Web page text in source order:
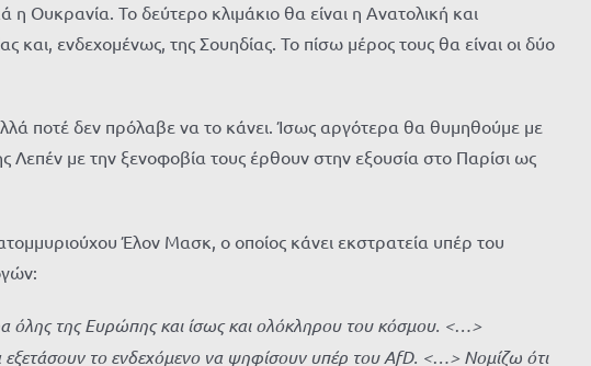
Ουκρανία. Το δεύτερο κλιμάκιο θα είναι η Ανατολική και
ενδεχομένως, της Σουηδίας. Το πίσω μέρος τους θα είναι οι δύο
ποτέ δεν πρόλαβε να το κάνει. Ίσως αργότερα θα θυμηθούμε με
Λεπέν με την ξενοφοβία τους έρθουν στην εξουσία στο Παρίσι ως
Έλον Μασκ, ο οποίος κάνει εκστρατεία υπέρ του
όλης της Ευρώπης και ίσως και ολόκληρου του κόσμου. <…>
εξετάσουν το ενδεχόμενο να ψηφίσουν υπέρ τουAfD. <…>Νομίζω ότι